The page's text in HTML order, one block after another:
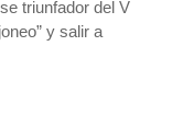
triunfador del V
y salir a